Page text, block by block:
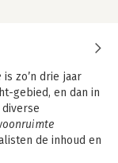
is zo’n drie jaar
gebied, en dan in
de inhoud en